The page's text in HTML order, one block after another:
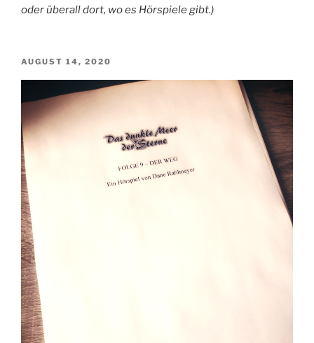
oder überall dort, wo es Hörspiele gibt.)
VERÖFFENTLICHT
AUGUST 14, 2020